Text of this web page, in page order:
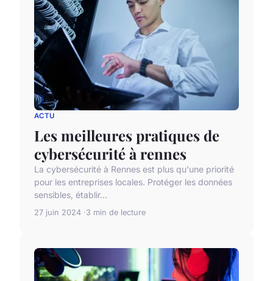
ACTU
Les meilleures pratiques de
cybersécurité à rennes
La cybersécurité à Rennes est plus qu'une priorité
pour les entreprises locales. Protéger les données
sensibles, établir...
27 juin 2024 3 min de lecture